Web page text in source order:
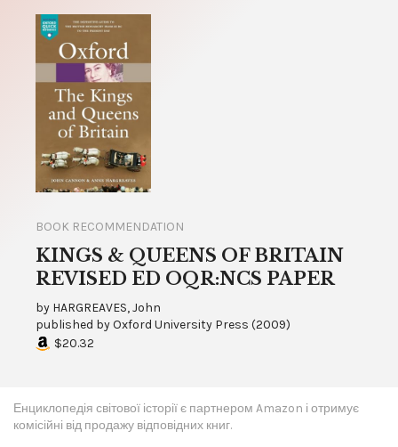
BOOK RECOMMENDATION
KINGS & QUEENS OF BRITAIN
REVISED ED OQR:NCS PAPER
by HARGREAVES, John
published byOxford University Press (2009)
$20.32
Енциклопедія світової історії є партнером Amazon і отримує
комісійні від продажу відповідних книг.